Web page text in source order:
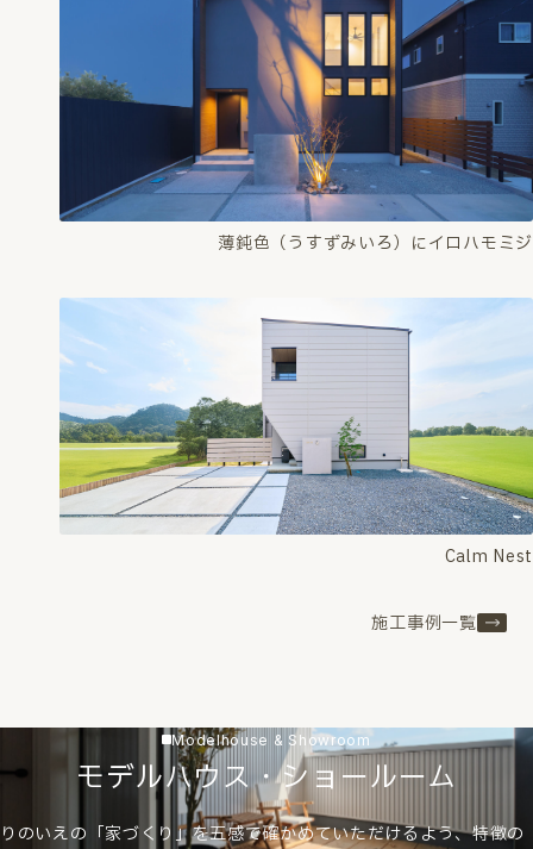
薄鈍色（うすずみいろ）にイロハモミジ
Calm Nest
施工事例一覧
Modelhouse & Showroom
モデルハウス・ショールーム
りのいえの「家づくり」を五感で確かめていただけるよう、特徴の